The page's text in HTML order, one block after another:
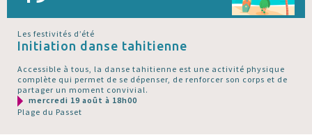
Les festivités d’été
Initiation danse tahitienne
Accessible à tous, la danse tahitienne est une activité physique
complète qui permet de se dépenser, de renforcer son corps et de
partager un moment convivial.
mercredi 19 août à 18h00
Plage du Passet